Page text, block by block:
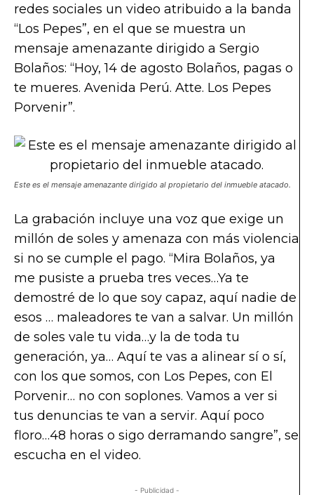
redes sociales un video atribuido a la banda
“Los Pepes”, en el que se muestra un
mensaje amenazante dirigido a Sergio
Bolaños: “Hoy, 14 de agosto Bolaños, pagas o
te mueres. Avenida Perú. Atte. Los Pepes
Porvenir”.
Este es el mensaje amenazante dirigido al propietario del inmueble atacado.
La grabación incluye una voz que exige un
millón de soles y amenaza con más violencia
si no se cumple el pago. “Mira Bolaños, ya
me pusiste a prueba tres veces…Ya te
demostré de lo que soy capaz, aquí nadie de
esos … maleadores te van a salvar. Un millón
de soles vale tu vida…y la de toda tu
generación, ya… Aquí te vas a alinear sí o sí,
con los que somos, con Los Pepes, con El
Porvenir… no con soplones. Vamos a ver si
tus denuncias te van a servir. Aquí poco
floro…48 horas o sigo derramando sangre”, se
escucha en el video.
- Publicidad -